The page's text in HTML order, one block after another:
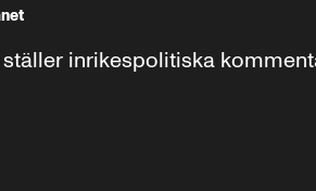
ställer inrikespolitiska